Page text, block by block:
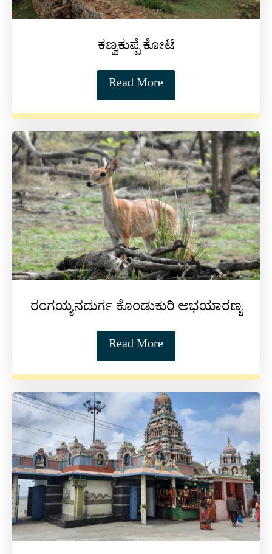
ಕಣ್ವಕುಪ್ಪೆ ಕೋಟೆ
Read More
ರಂಗಯ್ಯನದುರ್ಗ ಕೊಂಡುಕುರಿ ಅಭಯಾರಣ್ಯ
Read More